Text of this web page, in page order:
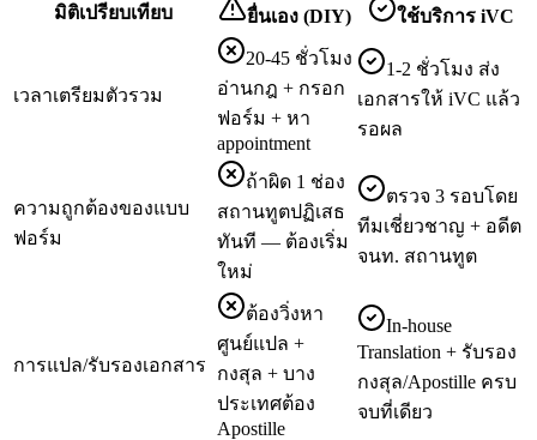
มิติเปรียบเทียบ ยื่นเอง (DIY) ใช้บริการ iVC
เวลาเตรียมตัวรวม
20-45 ชั่วโมง
อ่านกฎ + กรอก
ฟอร์ม + หา
appointment
1-2 ชั่วโมง ส่ง
เอกสารให้ iVC แล้ว
รอผล
ความถูกต้องของแบบ
ฟอร์ม
ถ้าผิด 1 ช่อง
สถานทูตปฏิเสธ
ทันที — ต้องเริ่ม
ใหม่
ตรวจ 3 รอบโดย
ทีมเชี่ยวชาญ + อดีต
จนท. สถานทูต
การแปล/รับรองเอกสาร
ต้องวิ่งหา
ศูนย์แปล +
กงสุล + บาง
ประเทศต้อง
Apostille
In-house
Translation + รับรอง
กงสุล/Apostille ครบ
จบที่เดียว